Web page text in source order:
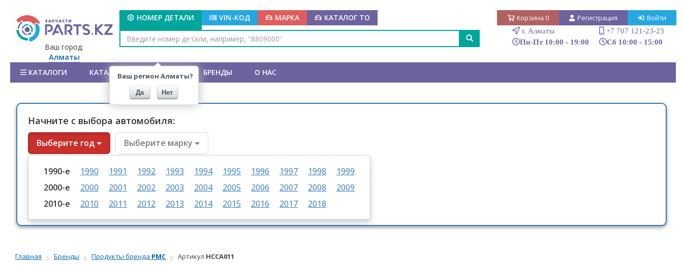
Ваш регион Алматы?
Да Нет
Ваш город:
Алматы
НОМЕР ДЕТАЛИ VIN-КОД МАРКА КАТАЛОГ ТО Корзина 0 Регистрация Войти
+7 707 121-23-23
Сб 10:00 - 15:00
г. Алматы
Пн-Пт 10:00 - 19:00
КАТАЛОГИ КАТАЛОГ АВТОМОБИЛЕЙ БРЕНДЫ О НАС
Начните с выбора автомобиля:
Выберите год
1990-е 1990 1991 1992 1993 1994 1995 1996 1997 1998
1999
2000-е
2000 2001 2002 2003 2004 2005 2006 2007 2008
2009
2010-е
2010 2011 2012 2013 2014 2015 2016 2017 2018
Выберите марку
Главная Бренды Продукты бренда PMC Артикул HCCA011